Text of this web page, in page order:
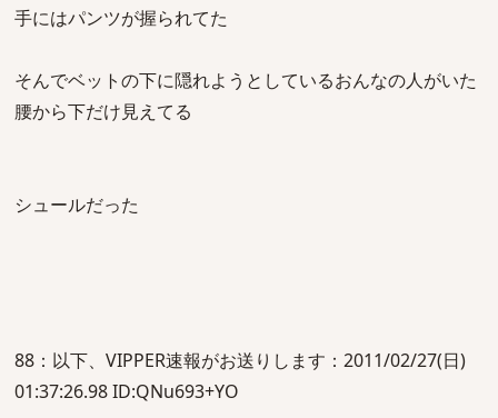
手にはパンツが握られてた
そんでベットの下に隠れようとしているおんなの人がいた
腰から下だけ見えてる
シュールだった
88：以下、VIPPER速報がお送りします：2011/02/27(日)
01:37:26.98 ID:QNu693+YO